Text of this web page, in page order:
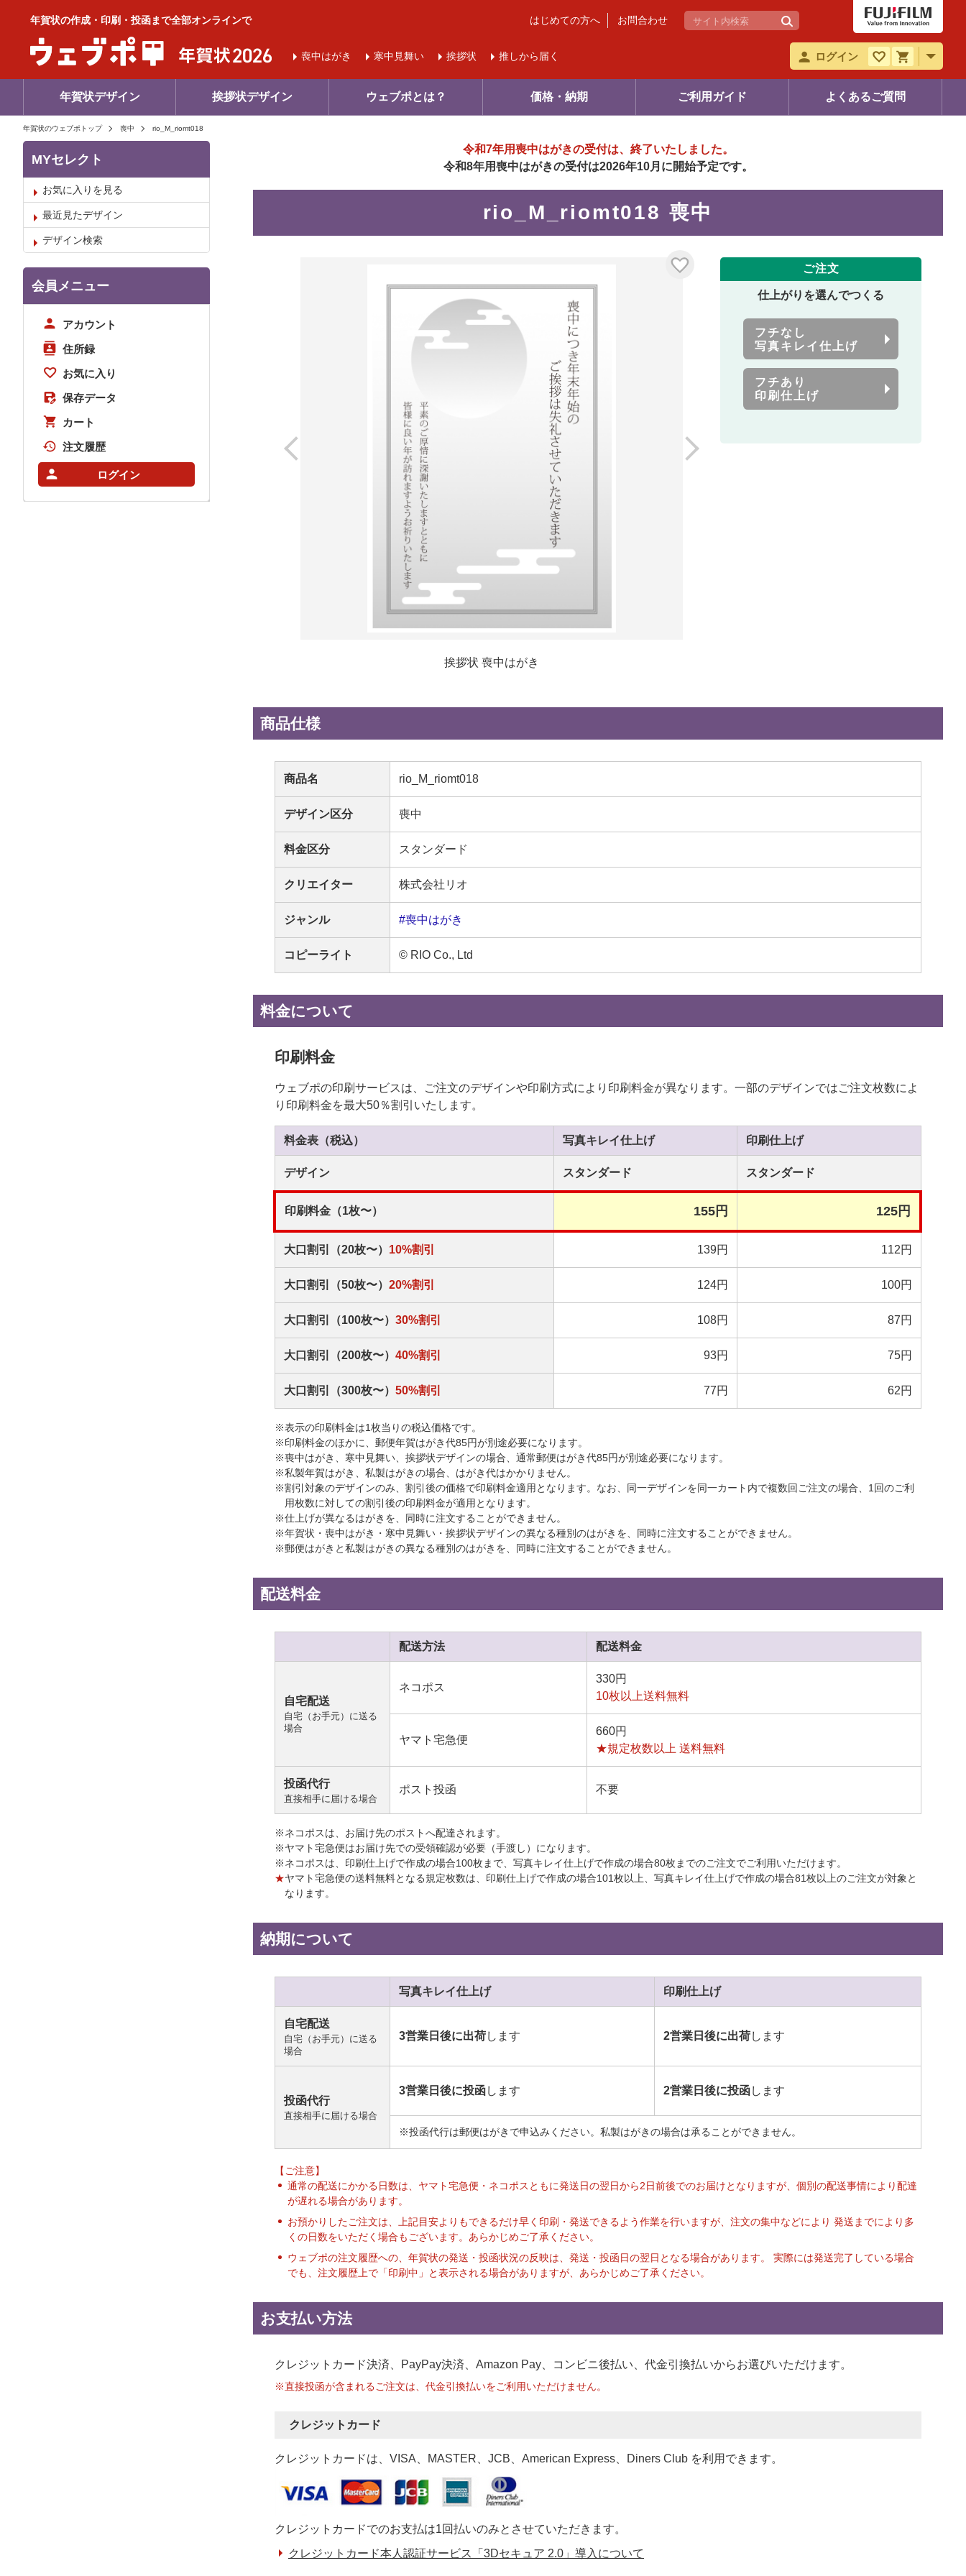
年賀状の作成・印刷・投函まで全部オンラインで
喪中はがき 寒中 見舞い 挨拶状 推しから届く
はじめての方へ お問合わせ
ログイン
年賀状デザイン 挨拶状デザイン ウェブポとは？ 価格・納期 ご利用ガイド よくあるご質問
年賀状のウェブポトップ 喪中 rio_M_riomt018
令和7年用喪中はがきの受付は、 終了いたしました。
令和8年用喪中はがきの受付は2026年10月に開始予定です。
rio_M_riomt018 喪中
挨拶状 喪中はがき
ご注文
仕上がりを選んでつくる
フチなし
写真キレイ仕上げ
フチあり
印刷仕上げ
商品仕様
商品名 rio_M_riomt018
デザイン区分 喪中
料金区分 スタンダード
クリエイター 株式会社リオ
ジャンル #喪中はがき
コピーライト © RIO Co., Ltd
料金について
印刷料金
ウェブポの印刷サービスは、ご注文のデザインや印刷方式により印刷料金が異なります。一部のデザインではご注文枚数によ
り印刷料金を最大50％割引いたします。
料金表 （税込） 写真キレイ仕上げ 印刷仕上げ
デザイン スタンダード スタンダード
印刷料金（1枚〜） 155円 125円
大口割引（20枚〜） 10%割引 139円 112円
大口割引（50枚〜） 20%割引 124円 100円
大口割引（100枚〜） 30%割引 108円 87円
大口割引（200枚〜） 40%割引 93円 75円
大口割引（300枚〜） 50%割引 77円 62円
※表示の印刷料金は1枚当りの税込価格です。
※印刷料金のほかに、郵便年賀はがき代85円が別途必要になります。
※喪中はがき、寒中見舞い、挨拶状デザインの場合、通常郵便はがき代85円が別途必要になります。
※私製年賀はがき、私製はがきの場合、はがき代はかかりません。
※割引対象のデザインのみ、割引後の価格で印刷料金適用となります。なお、同一デザインを同一カート内で複数回ご注文の場合、1回のご利
用枚数に対しての割引後の印刷料金が適用となります。
※仕上げが異なるはがきを、同時に注文することができません。
※年賀状・喪中はがき・寒中見舞い・挨拶状デザインの異なる種別のはがきを、同時に注文することができません。
※郵便はがきと私製はがきの異なる種別のはがきを、同時に注文することができません。
配送料金
配送方法 配送料金
自宅配送
自宅（お手元）に送る
場合
ネコポス
330円
10枚以上送料無料
ヤマト宅急便
660円
★規定枚数以上 送料無料
投函代行
直接相手に届ける場合
ポスト投函 不要
※ネコポスは、お届け先のポストへ配達されます。
※ヤマト宅急便はお届け先での受領確認が必要（手渡し）になります。
※ネコポスは、印刷仕上げで作成の場合100枚まで、写真キレイ仕上げで作成の場合80枚までのご注文でご利用いただけます。
★ヤマト宅急便の送料無料となる規定枚数は、印刷仕上げで作成の場合101枚以上、写真キレイ仕上げで作成の場合81枚以上のご注文が対象と
なります。
納期について
写真キレイ仕上げ 印刷仕上げ
自宅配送
自宅（お手元）に送る
場合
3営業日後に出荷します 2営業日後に出荷します
投函代行
直接相手に届ける場合
3営業日後に投函します 2営業日後に投函します
※投函代行は郵便はがきで申込みください。私製はがきの場合は承ることができません。
【ご注意】
通常の配送にかかる日数は、ヤマト宅急便・ネコポスともに発送日の翌日から2日前後でのお届けとなりますが、個別の配送事情により配達
が遅れる場合があります。
お預かりしたご注文は、上記目安よりもできるだけ早く印刷・発送できるよう作業を行いますが、注文の集中などにより 発送までにより多
くの日数をいただく場合もございます。あらかじめご了承ください。
ウェブポの注文履歴への、年賀状の発送・投函状況の反映は、発送・投函日の翌日となる場合があります。 実際には発送完了している場合
でも、注文履歴上で「印刷中」と表示される場合がありますが、あらかじめご了承ください。
お支払い方法
クレジットカード決済、PayPay決済 、Amazon Pay、コンビニ後払い、代金引換払いからお選びいただけます。
※直接投函が含まれるご注文は、代金引換払いをご利用いただけません。
クレジットカード
クレジットカードは、VISA、MASTER、JCB、American Express、Diners Club を利用できます。
クレジットカードでのお支払は1回払いのみとさせていただきます。
クレジットカード本人認証サービス「3Dセキュア 2.0」導入について
MYセレクト
お気に入りを見る
最近見たデザイン
デザイン検索
会員メニュー
アカウント
住所録
お気に入り
保存データ
カート
注文履歴
ログイン